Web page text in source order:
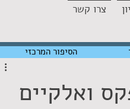
צרו קשר
ואלקיים
הסיפור המרכזי